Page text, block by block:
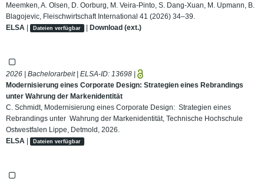
Meemken, A. Olsen, D. Oorburg, M. Veira-Pinto, S. Dang-Xuan, M. Upmann, B.
Blagojevic, Fleischwirtschaft International 41 (2026) 34–39.
ELSA | Dateien verfügbar | Download (ext.)
2026 | Bachelorarbeit | ELSA-ID: 13698 |
Modernisierung eines Corporate Design: Strategien eines Rebrandings
unter Wahrung der Markenidentität
C. Schmidt, Modernisierung eines Corporate Design: Strategien eines
Rebrandings unter Wahrung der Markenidentität, Technische Hochschule
Ostwestfalen Lippe, Detmold, 2026.
ELSA | Dateien verfügbar